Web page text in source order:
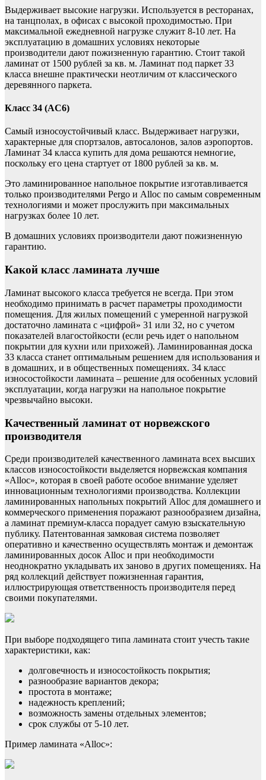
Выдерживает высокие нагрузки. Используется в ресторанах,
на танцполах, в офисах с высокой проходимостью. При
максимальной ежедневной нагрузке служит 8-10 лет. На
эксплуатацию в домашних условиях некоторые
производители дают пожизненную гарантию. Стоит такой
ламинат от 1500 рублей за кв. м. Ламинат под паркет 33
класса внешне практически неотличим от классического
деревянного паркета.
Класс 34 (AC6)
Самый износоустойчивый класс. Выдерживает нагрузки,
характерные для спортзалов, автосалонов, залов аэропортов.
Ламинат 34 класса купить для дома решаются немногие,
поскольку его цена стартует от 1800 рублей за кв. м.
Это ламинированное напольное покрытие изготавливается
только производителями Pergo и Alloc по самым современным
технологиями и может прослужить при максимальных
нагрузках более 10 лет.
В домашних условиях производители дают пожизненную
гарантию.
Какой класс ламината лучше
Ламинат высокого класса требуется не всегда. При этом
необходимо принимать в расчет параметры проходимости
помещения. Для жилых помещений с умеренной нагрузкой
достаточно ламината с «цифрой» 31 или 32, но с учетом
показателей влагостойкости (если речь идет о напольном
покрытии для кухни или прихожей). Ламинированная доска
33 класса станет оптимальным решением для использования и
в домашних, и в общественных помещениях. 34 класс
износостойкости ламината – решение для особенных условий
эксплуатации, когда нагрузки на напольное покрытие
чрезвычайно высоки.
Качественный ламинат от норвежского
производителя
Среди производителей качественного ламината всех высших
классов износостойкости выделяется норвежская компания
«Alloc», которая в своей работе особое внимание уделяет
инновационным технологиями производства. Коллекции
ламинированных напольных покрытий Alloc для домашнего и
коммерческого применения поражают разнообразием дизайна,
а ламинат премиум-класса порадует самую взыскательную
публику. Патентованная замковая система позволяет
оперативно и качественно осуществлять монтаж и демонтаж
ламинированных досок Alloc и при необходимости
неоднократно укладывать их заново в других помещениях. На
ряд коллекций действует пожизненная гарантия,
иллюстрирующая ответственность производителя перед
своими покупателями.
При выборе подходящего типа ламината стоит учесть такие
характеристики, как:
долговечность и износостойкость покрытия;
разнообразие вариантов декора;
простота в монтаже;
надежность креплений;
возможность замены отдельных элементов;
срок службы от 5-10 лет.
Пример ламината «Alloc»: